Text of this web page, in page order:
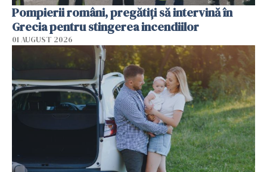
Pompierii români, pregătiţi să intervină în
Grecia pentru stingerea incendiilor
01 AUGUST 2026